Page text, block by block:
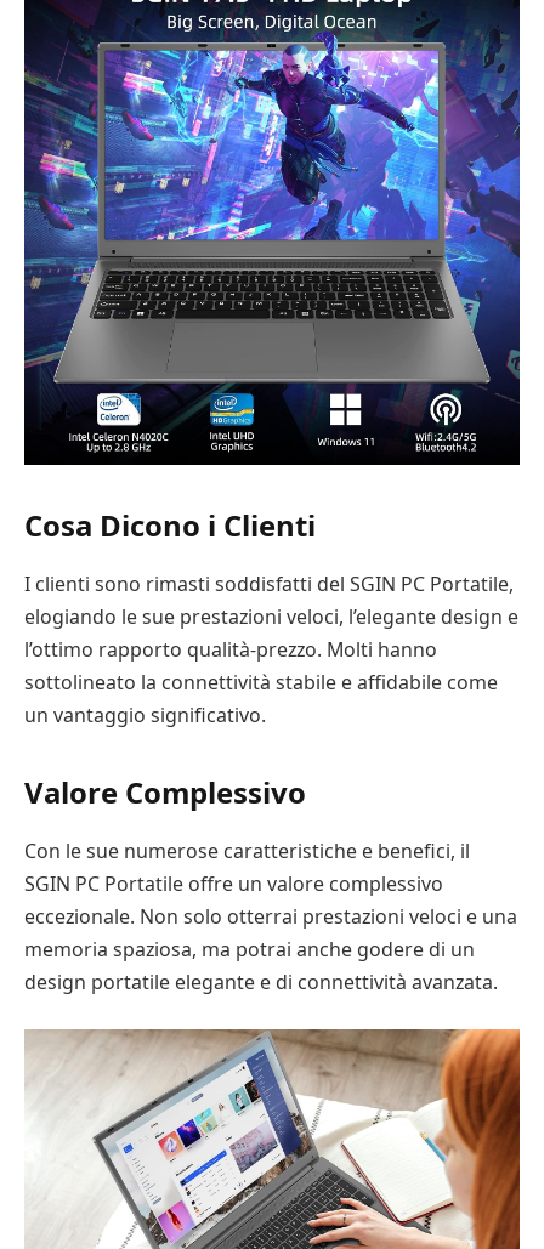
Cosa Dicono i Clienti
I clienti sono rimasti soddisfatti del SGIN PC Portatile,
elogiando le sue prestazioni veloci, l’elegante design e
l’ottimo rapporto qualità-prezzo. Molti hanno
sottolineato la connettività stabile e affidabile come
un vantaggio significativo.
Valore Complessivo
Con le sue numerose caratteristiche e benefici, il
SGIN PC Portatile offre un valore complessivo
eccezionale. Non solo otterrai prestazioni veloci e una
memoria spaziosa, ma potrai anche godere di un
design portatile elegante e di connettività avanzata.